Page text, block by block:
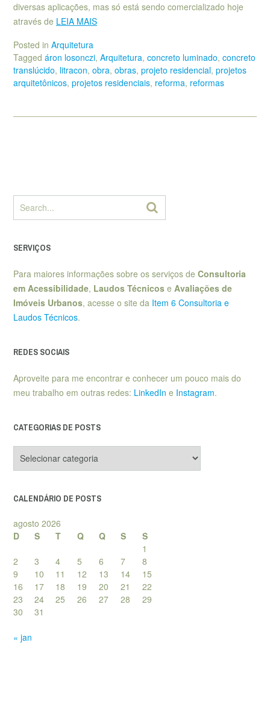
diversas aplicações, mas só está sendo comercializado hoje
através de LEIA MAIS
Posted in Arquitetura
Tagged áron losonczi, Arquitetura, concreto luminado, concreto
translúcido, litracon, obra, obras, projeto residencial, projetos
arquitetônicos, projetos residenciais, reforma, reformas
SERVIÇOS
Para maiores informações sobre os serviços de Consultoria
em Acessibilidade, Laudos Técnicos e Avaliações de
Imóveis Urbanos, acesse o site da Item 6 Consultoria e
Laudos Técnicos.
REDES SOCIAIS
Aproveite para me encontrar e conhecer um pouco mais do
meu trabalho em outras redes: LinkedIn e Instagram.
CATEGORIAS DE POSTS
de
CALENDÁRIO DE POSTS
agosto 2026
D
S T Q Q S
S
1
2
3 4 5 6 7
8
9
10 11 12 13 14
15
16
17 18 19 20 21
22
23
24 25 26 27 28
29
30
31
« jan